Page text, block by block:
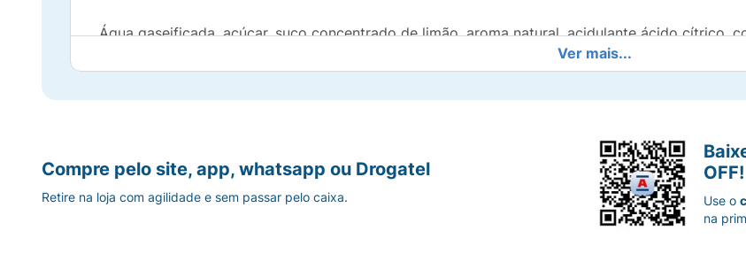
Água gaseificada, açúcar, suco concentrado de limão, aroma natural, acidulante ácido cítrico,
Alérgicos:
Não Contém
Ver mais...
Compre pelo site, app, whatsapp ou Drogatel
Retire na loja com agilidade e sem passar pelo caixa.
OFF!
Use o
na